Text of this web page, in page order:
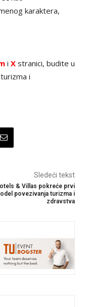
karaktera,
i X stranici, budite u
i
Sledeći tekst
& Villas pokreće prvi
povezivanja turizma i
zdravstva